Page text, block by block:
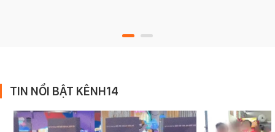
TIN NỔI BẬT KÊNH14